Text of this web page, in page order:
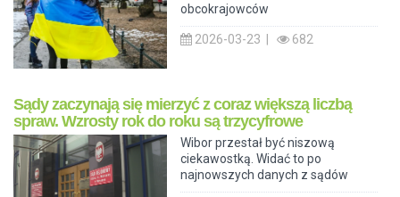
obcokrajowców
2026-03-23 | 682
Sądy zaczynają się mierzyć z coraz większą liczbą
spraw. Wzrosty rok do roku są trzycyfrowe
Wibor przestał być niszową
ciekawostką. Widać to po
najnowszych danych z sądów